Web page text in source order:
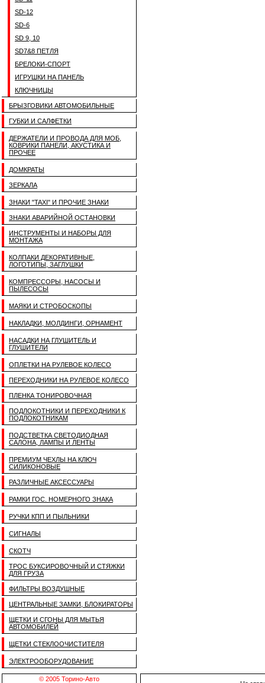
SD-12
SD-6
SD 9, 10
SD7&8 ПЕТЛЯ
БРЕЛОКИ-СПОРТ
ИГРУШКИ НА ПАНЕЛЬ
КЛЮЧНИЦЫ
БРЫЗГОВИКИ АВТОМОБИЛЬНЫЕ
ГУБКИ И САЛФЕТКИ
ДЕРЖАТЕЛИ И ПРОВОДА ДЛЯ МОБ,
КОВРИКИ ПАНЕЛИ, АКУСТИКА И
ПРОЧЕЕ
ДОМКРАТЫ
ЗЕРКАЛА
ЗНАКИ "TAXI" И ПРОЧИЕ ЗНАКИ
ЗНАКИ АВАРИЙНОЙ ОСТАНОВКИ
ИНСТРУМЕНТЫ И НАБОРЫ ДЛЯ
МОНТАЖА
КОЛПАКИ ДЕКОРАТИВНЫЕ,
ЛОГОТИПЫ, ЗАГЛУШКИ
КОМПРЕССОРЫ, НАСОСЫ И
ПЫЛЕСОСЫ
МАЯКИ И СТРОБОСКОПЫ
НАКЛАДКИ, МОЛДИНГИ, ОРНАМЕНТ
НАСАДКИ НА ГЛУШИТЕЛЬ И
ГЛУШИТЕЛИ
ОПЛЕТКИ НА РУЛЕВОЕ КОЛЕСО
ПЕРЕХОДНИКИ НА РУЛЕВОЕ КОЛЕСО
ПЛЕНКА ТОНИРОВОЧНАЯ
ПОДЛОКОТНИКИ И ПЕРЕХОДНИКИ К
ПОДЛОКОТНИКАМ
ПОДСТВЕТКА СВЕТОДИОДНАЯ
САЛОНА, ЛАМПЫ И ЛЕНТЫ
ПРЕМИУМ ЧЕХЛЫ НА КЛЮЧ
СИЛИКОНОВЫЕ
РАЗЛИЧНЫЕ АКСЕССУАРЫ
РАМКИ ГОС. НОМЕРНОГО ЗНАКА
РУЧКИ КПП И ПЫЛЬНИКИ
СИГНАЛЫ
СКОТЧ
ТРОС БУКСИРОВОЧНЫЙ И СТЯЖКИ
ДЛЯ ГРУЗА
ФИЛЬТРЫ ВОЗДУШНЫЕ
ЦЕНТРАЛЬНЫЕ ЗАМКИ, БЛОКИРАТОРЫ
ЩЕТКИ И СГОНЫ ДЛЯ МЫТЬЯ
АВТОМОБИЛЕЙ
ЩЕТКИ СТЕКЛООЧИСТИТЕЛЯ
ЭЛЕКТРООБОРУДОВАНИЕ
© 2005 Торино-Авто